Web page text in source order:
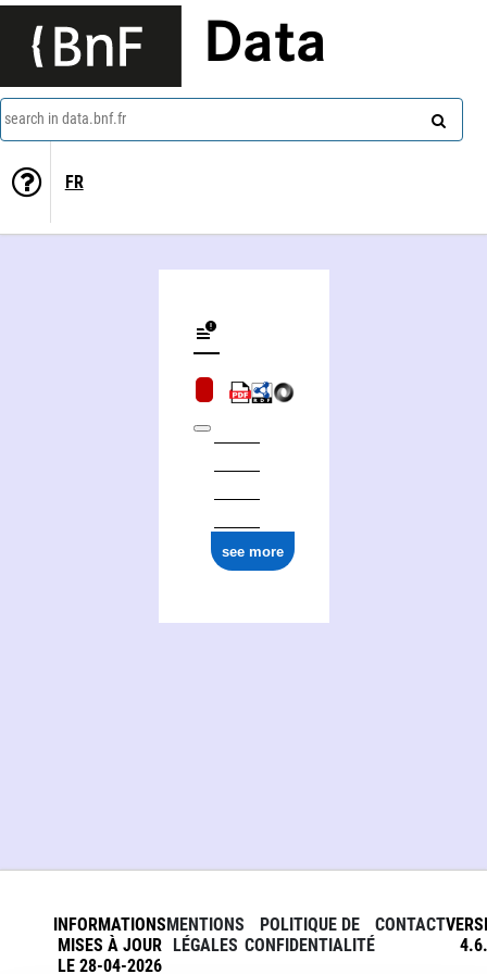
Data
search in data.bnf.fr
FR
see more
INFORMATIONS
MISES À JOUR
LE 28-04-2026
MENTIONS
LÉGALES
POLITIQUE DE
CONFIDENTIALITÉ
CONTACT